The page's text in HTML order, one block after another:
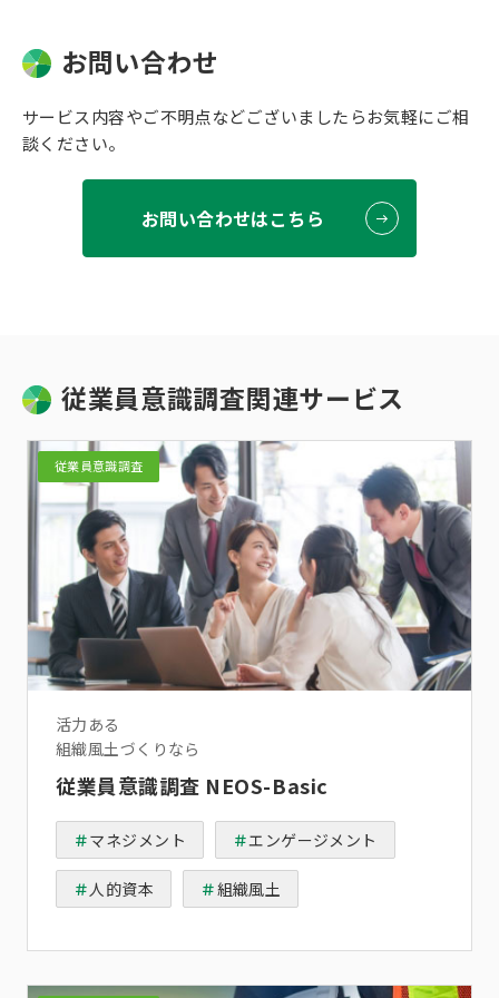
お問い合わせ
サービス内容やご不明点などございましたらお気軽にご相
談ください。
お問い合わせはこちら
従業員意識調査関連サービス
従業員意識調査
活力ある
組織風土づくりなら
従業員意識調査 NEOS-Basic
マネジメント エンゲージメント
人的資本 組織風土